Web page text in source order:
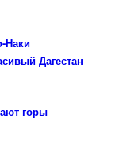
Наки
Дагестан
горы